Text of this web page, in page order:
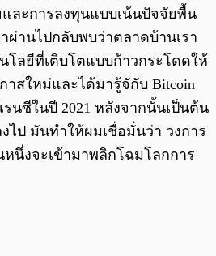
ละการลงทุนแบบเน้นปัจจัยพื้น
ผ่านไปกลับพบว่าตลาดบ้านเรา
โลยีที่เติบโตแบบก้าวกระโดดให้
าสใหม่และได้มารู้จักับ Bitcoin
นซีในปี 2021 หลังจากนั้นเป็นต้น
ไป มันทำให้ผมเชื่อมั่นว่า วงการ
นึ่งจะเข้ามาพลิกโฉมโลกการ